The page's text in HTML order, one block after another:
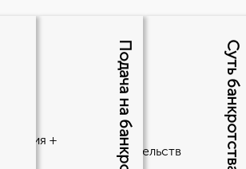
Суть банкротства ф.л
этапов и
желания и обстоятельств
Подача на банкротство?
+